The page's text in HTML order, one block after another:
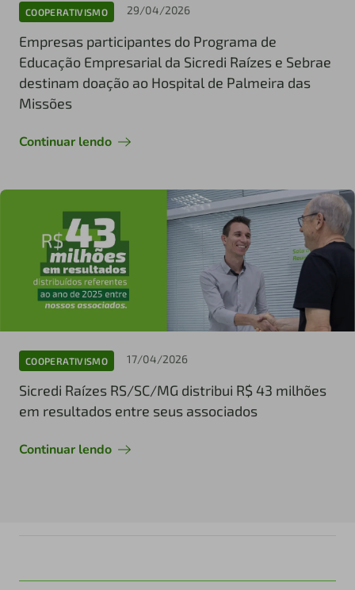
COOPERATIVISMO 29/04/2026
Empresas participantes do Programa de
Educação Empresarial da Sicredi Raízes e Sebrae
destinam doação ao Hospital de Palmeira das
Missões
Continuar lendo
COOPERATIVISMO 17/04/2026
Sicredi Raízes RS/SC/MG distribui R$ 43 milhões
em resultados entre seus associados
Continuar lendo